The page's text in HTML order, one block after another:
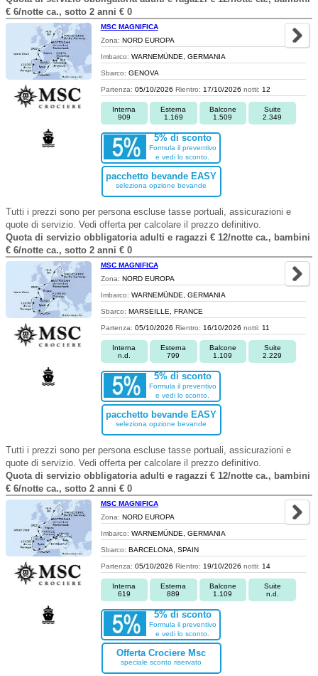
€ 6/notte ca., sotto 2 anni € 0
MSC MAGNIFICA
Zona: NORD EUROPA
Imbarco: WARNEMÜNDE, GERMANIA
Sbarco: GENOVA
Partenza: 05/10/2026 Rientro: 17/10/2026 notti: 12
Interna
909
Esterna
1.169
Balcone
1.509
Suite
2.349
5% di sconto
Formula il preventivo
e vedi lo sconto.
pacchetto bevande EASY
seleziona opzione bevande
Tutti i prezzi sono per persona escluse tasse portuali, assicurazioni e
quote di servizio. Vedi offerta per calcolare il prezzo definitivo.
Quota di servizio obbligatoria adulti e ragazzi € 12/notte ca., bambini
€ 6/notte ca., sotto 2 anni € 0
MSC MAGNIFICA
Zona: NORD EUROPA
Imbarco: WARNEMÜNDE, GERMANIA
Sbarco: MARSEILLE, FRANCE
Partenza: 05/10/2026 Rientro: 16/10/2026 notti: 11
Interna
n.d.
Esterna
799
Balcone
1.109
Suite
2.229
5% di sconto
Formula il preventivo
e vedi lo sconto.
pacchetto bevande EASY
seleziona opzione bevande
Tutti i prezzi sono per persona escluse tasse portuali, assicurazioni e
quote di servizio. Vedi offerta per calcolare il prezzo definitivo.
Quota di servizio obbligatoria adulti e ragazzi € 12/notte ca., bambini
€ 6/notte ca., sotto 2 anni € 0
MSC MAGNIFICA
Zona: NORD EUROPA
Imbarco: WARNEMÜNDE, GERMANIA
Sbarco: BARCELONA, SPAIN
Partenza: 05/10/2026 Rientro: 19/10/2026 notti: 14
Interna
619
Esterna
889
Balcone
1.109
Suite
n.d.
5% di sconto
Formula il preventivo
e vedi lo sconto.
Offerta Crociere Msc
speciale sconto riservato